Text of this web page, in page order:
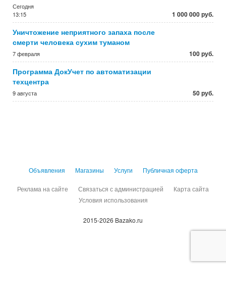
Сегодня
13:15
1 000 000 руб.
Уничтожение неприятного запаха после
смерти человека сухим туманом
7 февраля 100 руб.
Программа ДокУчет по автоматизации
техцентра
9 августа 50 руб.
Объявления Магазины Услуги Публичная оферта
Реклама на сайте Связаться с администрацией
Карта сайта
Условия использования
2015-2026 Bazako.ru